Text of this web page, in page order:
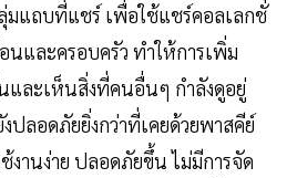
แถบที่แชร์ เพื่อใช้แชร์คอลเลกชั่
นและครอบครัว ทำให้การเพิ่ม
และเห็นสิ่งที่คนอื่นๆ กำลังดูอยู่
งปลอดภัยยิ่งกว่าที่เคยด้วยพาสคีย์
านง่าย ปลอดภัยขึ้น ไม่มีการจัด